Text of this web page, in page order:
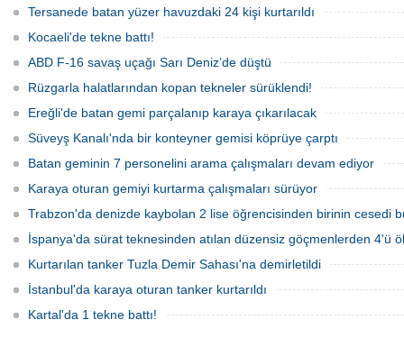
Tersanede batan yüzer havuzdaki 24 kişi kurtarıldı
Kocaeli'de tekne battı!
ABD F-16 savaş uçağı Sarı Deniz’de düştü
Rüzgarla halatlarından kopan tekneler sürüklendi!
Ereğli'de batan gemi parçalanıp karaya çıkarılacak
Süveyş Kanalı'nda bir konteyner gemisi köprüye çarptı
Batan geminin 7 personelini arama çalışmaları devam ediyor
Karaya oturan gemiyi kurtarma çalışmaları sürüyor
Trabzon'da denizde kaybolan 2 lise öğrencisinden birinin cesedi
İspanya'da sürat teknesinden atılan düzensiz göçmenlerden 4'ü
Kurtarılan tanker Tuzla Demir Sahası'na demirletildi
İstanbul'da karaya oturan tanker kurtarıldı
Kartal'da 1 tekne battı!